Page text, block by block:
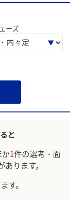
ーズ
と
1件の選考・面
ります。
す。